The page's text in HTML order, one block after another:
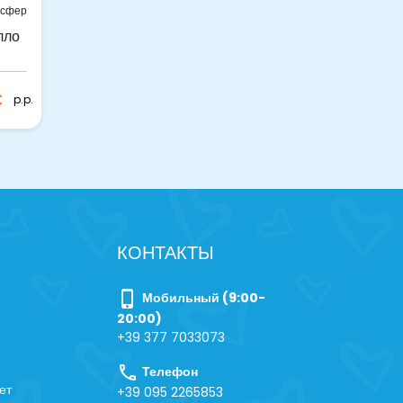
p.p.
КОНТАКТЫ
phone_iphone
Мобильный (9:00-
20:00)
+39 377 7033073
call Телефон
+39 095 2265853